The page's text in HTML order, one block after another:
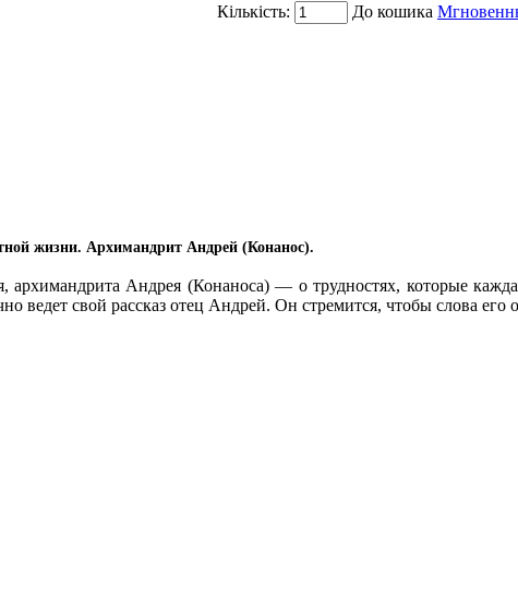
Кількість: До кошика
жизни. Архимандрит Андрей (Конанос).
архимандрита Андрея (Конаноса) — о трудностях, которые
ведет свой рассказ отец Андрей. Он стремится, чтобы слова